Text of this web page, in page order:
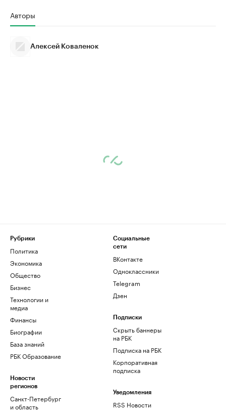
Авторы
Алексей Коваленок
Рубрики
Политика
Экономика
Общество
Бизнес
Технологии и
медиа
Финансы
Биографии
База знаний
РБК Образование
Новости
регионов
Санкт-Петербург
и область
Социальные
сети
ВКонтакте
Одноклассники
Telegram
Дзен
Подписки
Скрыть баннеры
на РБК
Подписка на РБК
Корпоративная
подписка
Уведомления
RSS Новости